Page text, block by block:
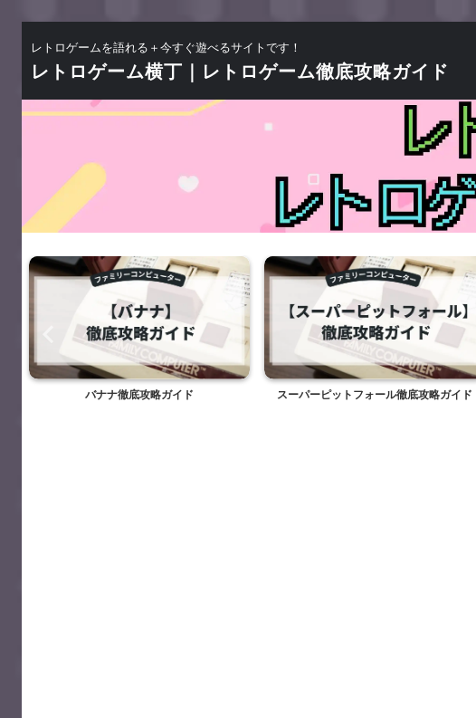
レトロゲームを語れる＋今すぐ遊べるサイトです！
レトロゲーム横丁｜レトロゲーム徹底攻略ガイド
バナナ徹底攻略ガイド スーパーピットフォール徹底攻略ガイド